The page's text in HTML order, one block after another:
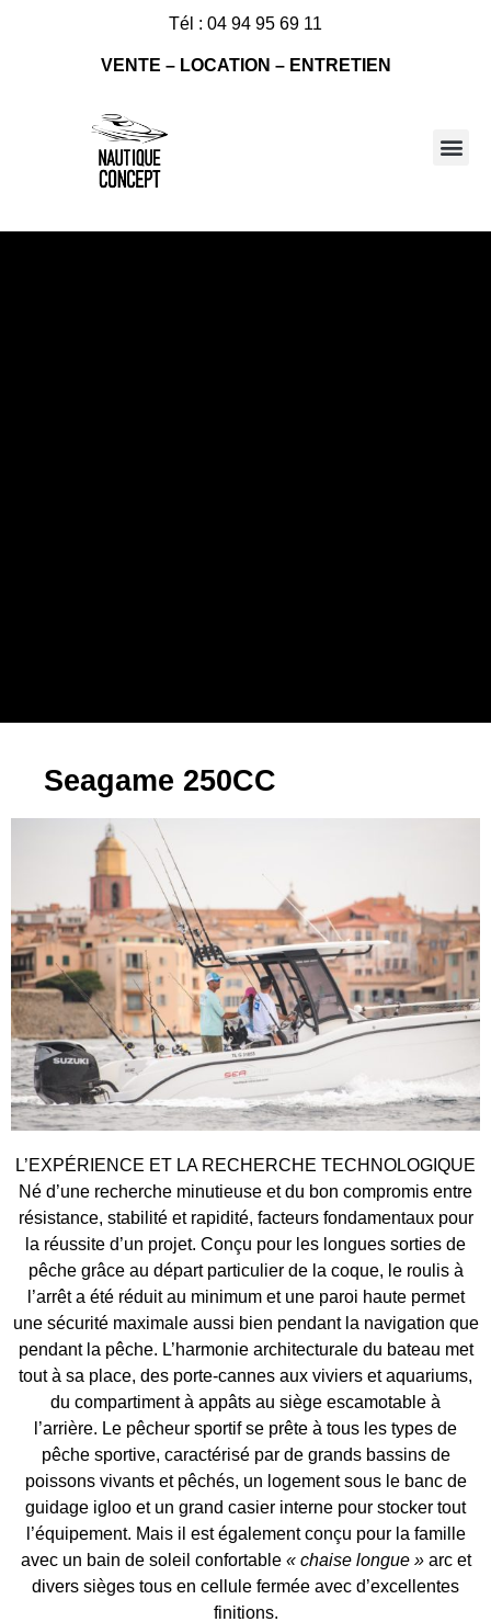
Tél : 04 94 95 69 11
VENTE – LOCATION – ENTRETIEN
Seagame 250CC
L’EXPÉRIENCE ET LA RECHERCHE TECHNOLOGIQUE
Né d’une recherche minutieuse et du bon compromis entre
résistance, stabilité et rapidité, facteurs fondamentaux pour
la réussite d’un projet. Conçu pour les longues sorties de
pêche grâce au départ particulier de la coque, le roulis à
l’arrêt a été réduit au minimum et une paroi haute permet
une sécurité maximale aussi bien pendant la navigation que
pendant la pêche. L’harmonie architecturale du bateau met
tout à sa place, des porte-cannes aux viviers et aquariums,
du compartiment à appâts au siège escamotable à
l’arrière. Le pêcheur sportif se prête à tous les types de
pêche sportive, caractérisé par de grands bassins de
poissons vivants et pêchés, un logement sous le banc de
guidage igloo et un grand casier interne pour stocker tout
l’équipement. Mais il est également conçu pour la famille
avec un bain de soleil confortable « chaise longue »arc et
divers sièges tous en cellule fermée avec d’excellentes
finitions.